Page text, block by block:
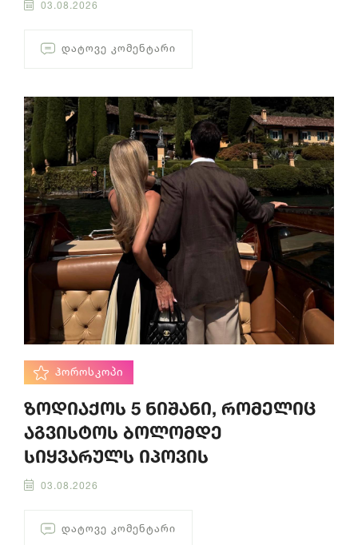
03.08.2026
ᲓᲐᲢᲝᲕᲔ ᲙᲝᲛᲔᲜᲢᲐᲠᲘ
ᲰᲝᲠᲝᲡᲙᲝᲞᲘ
ზოდიაქოს 5 ნიშანი, რომელიც
აგვისტოს ბოლომდე
სიყვარულს იპოვის
03.08.2026
ᲓᲐᲢᲝᲕᲔ ᲙᲝᲛᲔᲜᲢᲐᲠᲘ